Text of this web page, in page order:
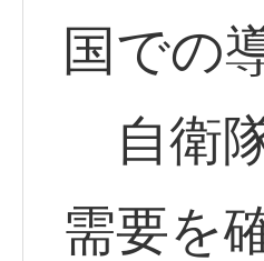
国での
自衛
需要を